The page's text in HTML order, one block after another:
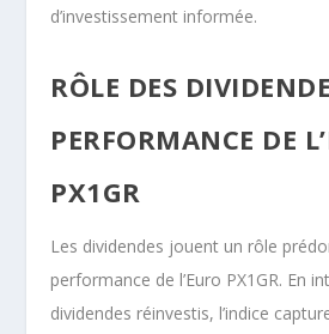
d’investissement informée.
RÔLE DES
PERFORMANCE DE
PX1GR
Les dividendes jouent un rôle
performance de l’Euro PX1GR. En
dividendes réinvestis, l’indice